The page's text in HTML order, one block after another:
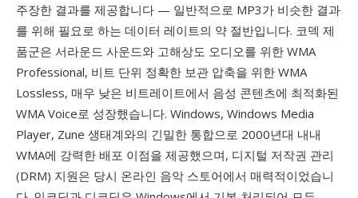
주장한 결과를 제공합니다 — 일반적으로 MP3가 비슷한 결과
를 위해 필요로 하는 데이터 레이트의 약 절반입니다. 코덱 제
품군은 서라운드 사운드와 고해상도 오디오를 위한 WMA
Professional, 비트 단위 정확한 보관 압축을 위한 WMA
Lossless, 매우 낮은 비트레이트에서 음성 콘텐츠에 최적화된
WMA Voice로 성장했습니다. Windows, Windows Media
Player, Zune 생태계와의 긴밀한 통합으로 2000년대 내내
WMA에 강력한 배포 이점을 제공했으며, 디지털 저작권 관리
(DRM) 지원은 당시 온라인 음악 스토어에서 매력적이었습니